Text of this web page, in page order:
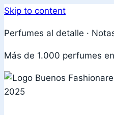
Skip to content
Perfumes al detalle ·
Más de 1.000 perfumes